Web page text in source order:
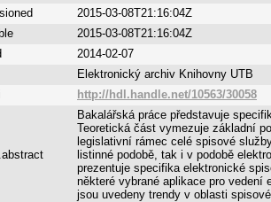
2015-03-08T21:16:04Z
2015-03-08T21:16:04Z
2014-02-07
Elektronický archiv Knihovny UTB
http://hdl.handle.net/10563/30058
Bakalářská práce představuje
Teoretická část vymezuje základní
legislativní rámec celé spisové
listinné podobě, tak i v podobě
prezentuje specifika elektronické
některé vybrané aplikace pro vedení
jsou uvedeny trendy v oblasti